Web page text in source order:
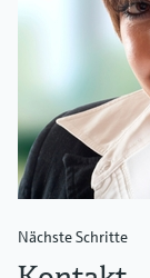
Nächste Schritte